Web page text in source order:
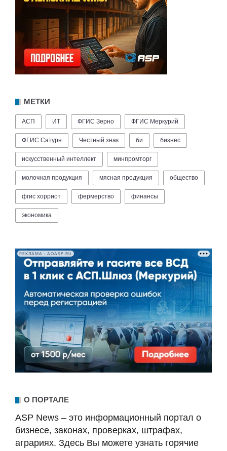
МЕТКИ
АСП ИТ ФГИС Зерно ФГИС Меркурий
ФГИС Сатурн Честный знак би бизнес
искусственный интеллект минпромторг
молочная продукция мясная продукция общество
фгис хорриот фермерство финансы
экономика
РЕКЛАМА • AOASP.RU
О ПОРТАЛЕ
ASP News – это информационный портал о
бизнесе, законах, проверках, штрафах,
аграриях. Здесь Вы можете узнать горячие